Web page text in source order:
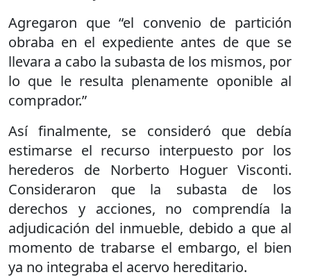
Agregaron que “el convenio de partición
obraba en el expediente antes de que se
llevara a cabo la subasta de los mismos, por
lo que le resulta plenamente oponible al
comprador.”
Así finalmente, se consideró que debía
estimarse el recurso interpuesto por los
herederos de Norberto Hoguer Visconti.
Consideraron que la subasta de los
derechos y acciones, no comprendía la
adjudicación del inmueble, debido a que al
momento de trabarse el embargo, el bien
ya no integraba el acervo hereditario.